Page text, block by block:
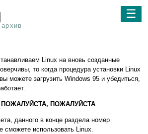
архив
☰
Linux на вновь созданные
то когда процедура установки Linux
можете загрузить Windows 95 и убедиться,
ПОЖАЛУЙСТА
данного в конце раздела номер
сможете использовать Linux.